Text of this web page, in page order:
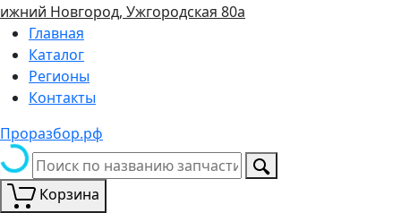
Новгород, Ужгородская 80а
Главная
Каталог
Регионы
Контакты
Проразбор.рф
Корзина